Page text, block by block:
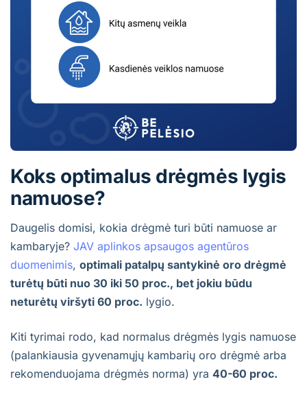
Koks optimalus drėgmės lygis
namuose?
Daugelis domisi, kokia drėgmė turi būti namuose ar
kambaryje? JAV aplinkos apsaugos agentūros
duomenimis, optimali patalpų santykinė oro drėgmė
turėtų būti nuo 30 iki 50 proc., bet jokiu būdu
neturėtų viršyti 60 proc. lygio.
Kiti tyrimai rodo, kad normalus drėgmės lygis namuose
(palankiausia gyvenamųjų kambarių oro drėgmė arba
rekomenduojama drėgmės norma) yra 40-60 proc.